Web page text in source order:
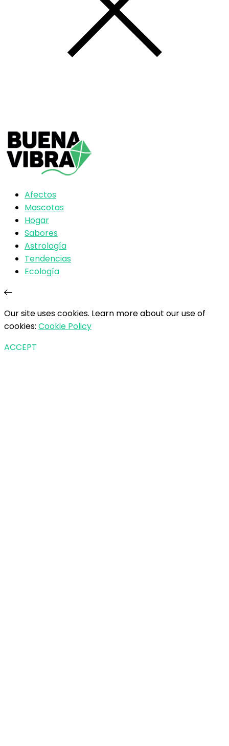
Afectos
Mascotas
Hogar
Sabores
Astrología
Tendencias
Ecología
Our site uses cookies. Learn more about our use of
cookies: Cookie Policy
ACCEPT